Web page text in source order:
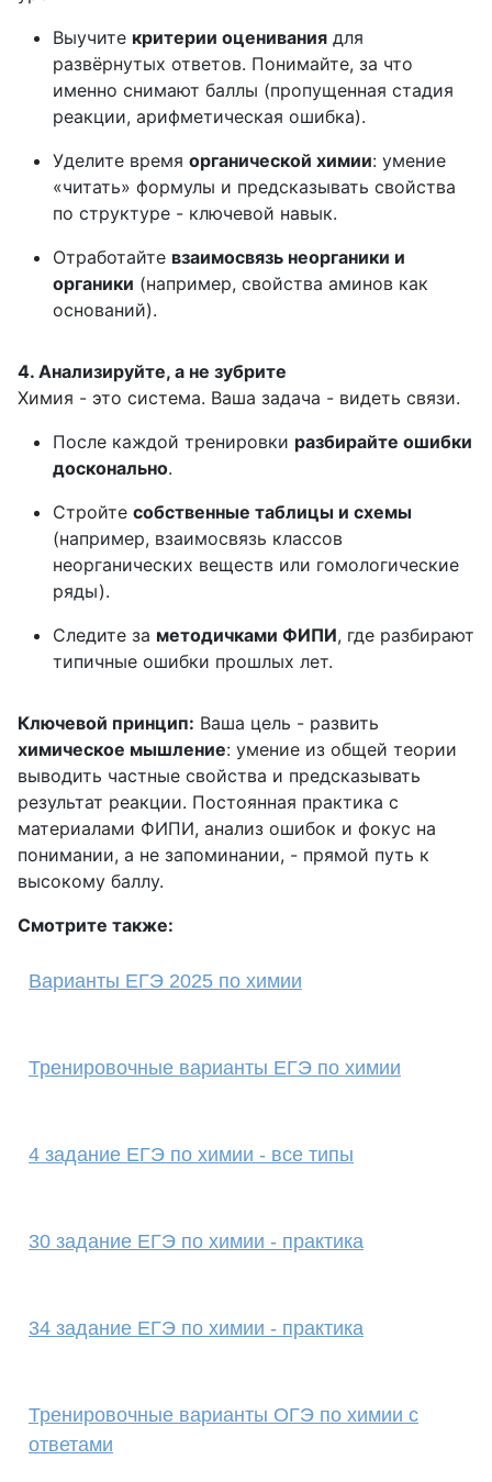
Выучите критерии оценивания для
развёрнутых ответов. Понимайте, за что
именно снимают баллы (пропущенная стадия
реакции, арифметическая ошибка).
Уделите время органической химии: умение
«читать» формулы и предсказывать свойства
по структуре - ключевой навык.
Отработайте взаимосвязь неорганики и
органики (например, свойства аминов как
оснований).
4. Анализируйте, а не зубрите
Химия - это система. Ваша задача - видеть связи.
После каждой тренировки разбирайте ошибки
досконально.
Стройте собственные таблицы и схемы
(например, взаимосвязь классов
неорганических веществ или гомологические
ряды).
Следите за методичками ФИПИ, где разбирают
типичные ошибки прошлых лет.
Ключевой принцип: Ваша цель - развить
химическое мышление: умение из общей теории
выводить частные свойства и предсказывать
результат реакции. Постоянная практика с
материалами ФИПИ, анализ ошибок и фокус на
понимании, а не запоминании, - прямой путь к
высокому баллу.
Смотрите также:
Варианты ЕГЭ 2025 по химии
Тренировочные варианты ЕГЭ по химии
4 задание ЕГЭ по химии - все типы
30 задание ЕГЭ по химии - практика
34 задание ЕГЭ по химии - практика
Тренировочные варианты ОГЭ по химии с
ответами